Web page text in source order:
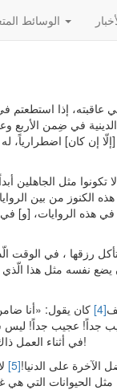
في عاقبته، إذا
في ضِمن الأربع
إن كان]
تكونوا مثل
الكنوز من بين
هذه الروايات، [و] في
رزقها ، في الوقت
نفسه مثل هذا
[4]
كان يقول: «أنا
جداً! عجيب جداً!
في أثناء العمل ذاك، لأنّه أوّل الوقت. في رواية: فضل أوّل الوقت على غير أوّل الوقت مثل فضلي على الأمّة!
على الدنيا![5]
مثل الحيوانات التي